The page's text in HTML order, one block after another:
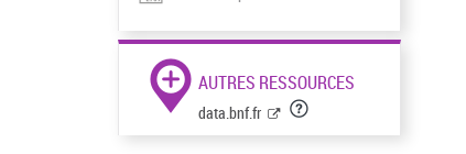
AUTRES RESSOURCES
data.bnf.fr